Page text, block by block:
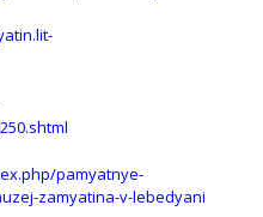
pamyatnye-
zamyatina-v-lebedyani